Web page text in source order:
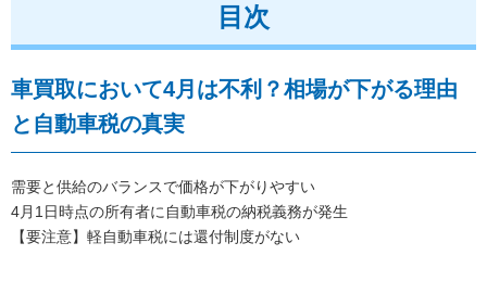
目次
車買取において4月は不利？相場が下がる理由
と自動車税の真実
需要と供給のバランスで価格が下がりやすい
4月1日時点の所有者に自動車税の納税義務が発生
【要注意】軽自動車税には還付制度がない